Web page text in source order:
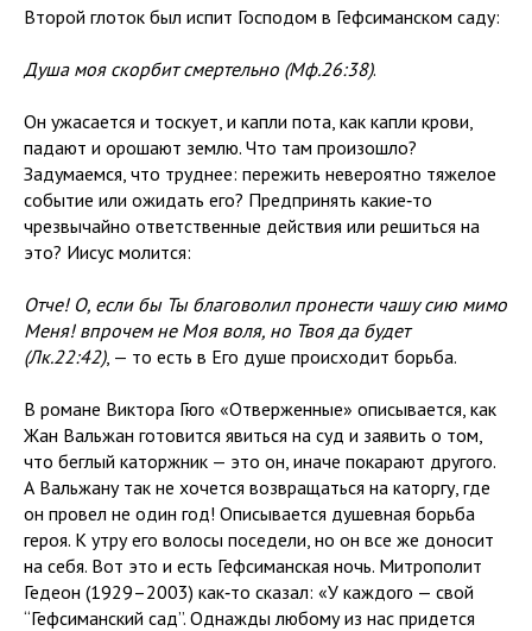
Второй глоток был испит Господом в Гефсиманском саду:
Душа моя скорбит смертельно (Мф.26:38).
Он ужасается и тоскует, и капли пота, как капли крови,
падают и орошают землю. Что там произошло?
Задумаемся, что труднее: пережить невероятно тяжелое
событие или ожидать его? Предпринять какие‑то
чрезвычайно ответственные действия или решиться на
это? Иисус молится:
Отче! О, если бы Ты благоволил пронести чашу сию мимо
Меня! впрочем не Моя воля, но Твоя да будет
(Лк.22:42), — то есть в Его душе происходит борьба.
В романе Виктора Гюго «Отверженные» описывается, как
Жан Вальжан готовится явиться на суд и заявить о том,
что беглый каторжник — это он, иначе покарают другого.
А Вальжану так не хочется возвращаться на каторгу, где
он провел не один год! Описывается душевная борьба
героя. К утру его волосы поседели, но он все же доносит
на себя. Вот это и есть Гефсиманская ночь. Митрополит
Гедеон (1929–2003) как‑то сказал: «У каждого — свой
“Гефсиманский сад”. Однажды любому из нас придется